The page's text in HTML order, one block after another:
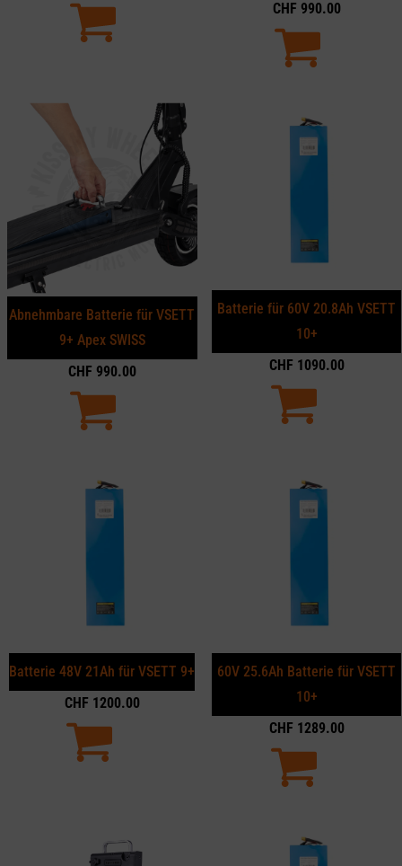
CHF 990.00
Abnehmbare Batterie für VSETT
9+ Apex SWISS
CHF 990.00
Batterie für 60V 20.8Ah VSETT
10+
CHF 1090.00
Batterie 48V 21Ah für VSETT 9+
CHF 1200.00
60V 25.6Ah Batterie für VSETT
10+
CHF 1289.00